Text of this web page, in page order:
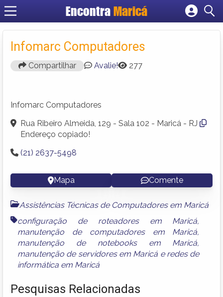
EncontraMaricá
Cadastrar empresa
Criar conta
Infomarc Computadores
Compartilhar Avalie! 277
Infomarc Computadores
Rua Ribeiro Almeida, 129 - Sala 102 - Maricá - RJ
Endereço copiado!
(21) 2637-5498
Mapa Comente
Assistências Técnicas de Computadores em Maricá
configuração de roteadores em Maricá,
manutenção de computadores em Maricá,
manutenção de notebooks em Maricá,
manutenção de servidores em Maricá e redes de
informática em Maricá
Pesquisas Relacionadas